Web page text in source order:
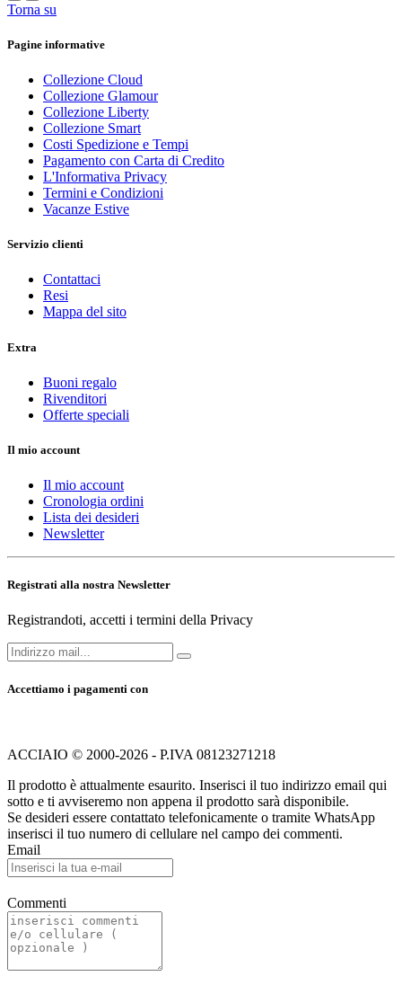
Torna su
Pagine informative
Collezione Cloud
Collezione Glamour
Collezione Liberty
Collezione Smart
Costi Spedizione e Tempi
Pagamento con Carta di Credito
L'Informativa Privacy
Termini e Condizioni
Vacanze Estive
Servizio clienti
Contattaci
Resi
Mappa del sito
Extra
Buoni regalo
Rivenditori
Offerte speciali
Il mio account
Il mio account
Cronologia ordini
Lista dei desideri
Newsletter
Registrati alla nostra Newsletter
Registrandoti, accetti i termini della Privacy
Accettiamo i pagamenti con
ACCIAIO © 2000-2026 - P.IVA 08123271218
Il prodotto è attualmente esaurito. Inserisci il tuo indirizzo email qui
sotto e ti avviseremo non appena il prodotto sarà disponibile.
Se desideri essere contattato telefonicamente o tramite WhatsApp
inserisci il tuo numero di cellulare nel campo dei commenti.
Email
Commenti